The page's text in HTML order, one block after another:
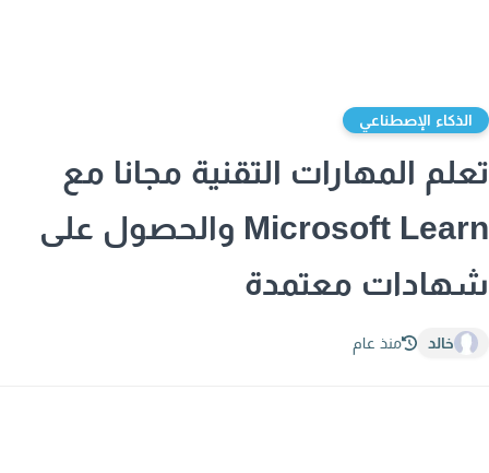
الإصطناعي
المهارات التقنية مجانا مع
Microsoft Learn والحصول على
معتمدة
خالد منذ عام